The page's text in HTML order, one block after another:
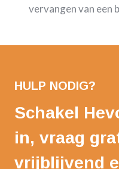
vervangen van een
HULP NODIG?
Schakel
in, vraag
vrijblijvend